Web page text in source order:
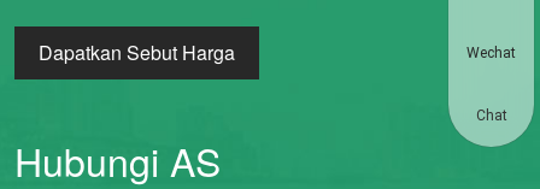
Dapatkan Sebut Harga
Hubungi AS
Wechat
Chat